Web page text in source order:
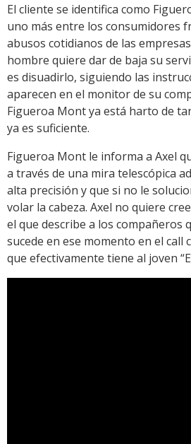
El cliente se identifica como
uno más entre los consumidores
abusos cotidianos de las
hombre quiere dar de baja su
es disuadirlo, siguiendo las
aparecen en el monitor de su
Figueroa Mont ya está harto de
ya es suficiente.
Figueroa Mont le informa a Axel
a través de una mira telescópica
alta precisión y que si no le
volar la cabeza. Axel no quiere
el que describe a los compañeros
sucede en ese momento en el call
que efectivamente tiene al joven